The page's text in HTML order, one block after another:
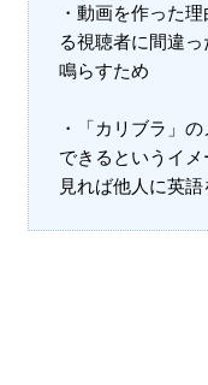
・動画を作った
る視聴者に間違
鳴らすため
・「カリブラ」
できるというイ
見れば他人に英